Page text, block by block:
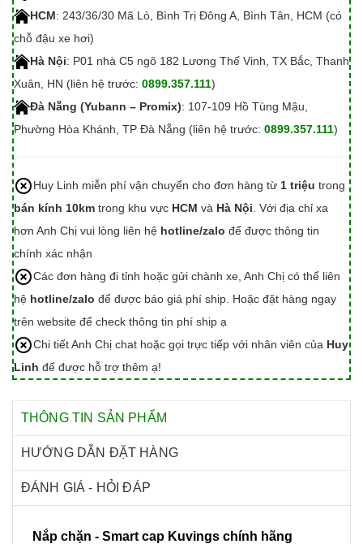
HCM: 243/36/30 Mã Lò, Bình Trị Đông A, Bình Tân, HCM (có
chỗ đậu xe hơi)
Hà Nội: P01 nhà C5 ngõ 182 Lương Thế Vinh, TX Bắc, Thanh
Xuân, HN (liên hệ trước: 0899.357.111)
Đà Nẵng (Yubann – Promix): 107-109 Hồ Tùng Mậu,
Phường Hòa Khánh, TP Đà Nẵng (liên hệ trước: 0899.357.111)
Huy Linh miễn phí vận chuyển cho đơn hàng từ 1 triệu trong
bán kính 10km trong khu vực HCM và Hà Nội . Với địa chỉ xa
hơn Anh Chị vui lòng liên hệ hotline/zalo để được thông tin
chính xác nhận
Các đơn hàng đi tỉnh hoặc gửi chành xe, Anh Chị có thể liên
hệ hotline/zalo để được báo giá phí ship. Hoặc đặt hàng ngay
trên website để check thông tin phí ship ạ
Chi tiết Anh Chị chat hoặc gọi trực tiếp với nhân viên của Huy
Linh để được hỗ trợ thêm ạ!
THÔNG TIN SẢN PHẨM
HƯỚNG DẪN ĐẶT HÀNG
ĐÁNH GIÁ - HỎI ĐÁP
Nắp chặn - Smart cap Kuvings chính hãng